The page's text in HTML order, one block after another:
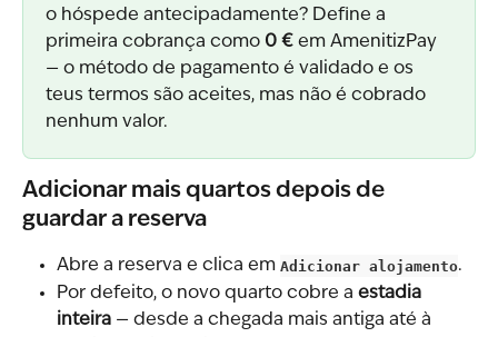
o hóspede antecipadamente? Define a
primeira cobrança como 0 € em AmenitizPay
— o método de pagamento é validado e os
teus termos são aceites, mas não é cobrado
nenhum valor.
Adicionar mais quartos depois de
guardar a reserva
Abre a reserva e clica em Adicionar alojamento.
Por defeito, o novo quarto cobre a estadia
inteira — desde a chegada mais antiga até à